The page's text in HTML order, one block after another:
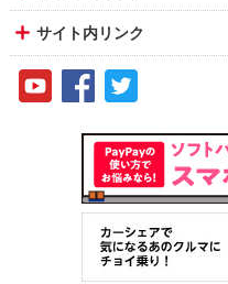
サイト内リンク